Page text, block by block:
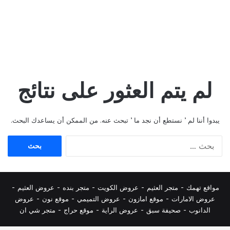
لم يتم العثور على نتائج
يبدوا أننا لم ’ نستطع أن نجد ما ’ تبحث عنه. من الممكن أن يساعدك البحث.
مواقع تهمك - متجر العثيم - عروض الكويت - متجر بنده - عروض العثيم -
عروض الامارات - موقع امازون - عروض التميمي - موقع نون - عروض
الدانوب - صحيفة سبق - عروض الراية - موقع حراج - متجر شي ان